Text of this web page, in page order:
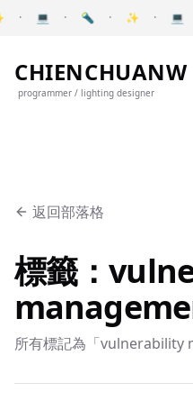
Skip to content
CHIENCHUANW
programmer / lighting designer
Pause announcements
· 💻 · 🔦 · ✨ · 💻
返回部落格
標籤：
所有標記為「vulnerability